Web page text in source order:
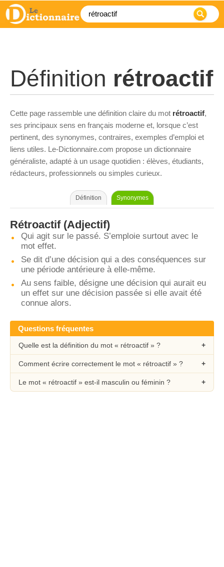
Définition rétroactif
Cette page rassemble une définition claire du mot rétroactif,
ses principaux sens en français moderne et, lorsque c’est
pertinent, des synonymes, contraires, exemples d’emploi et
liens utiles. Le-Dictionnaire.com propose un dictionnaire
généraliste, adapté à un usage quotidien : élèves, étudiants,
rédacteurs, professionnels ou simples curieux.
Définition Synonymes
Rétroactif(Adjectif)
Qui agit sur le passé. S’emploie surtout avec le
mot effet.
Se dit d’une décision qui a des conséquences sur
une période antérieure à elle-même.
Au sens faible, désigne une décision qui aurait eu
un effet sur une décision passée si elle avait été
connue alors.
Questions fréquentes
Quelle est la définition du mot « rétroactif » ?
Comment écrire correctement le mot « rétroactif » ?
Le mot « rétroactif » est-il masculin ou féminin ?